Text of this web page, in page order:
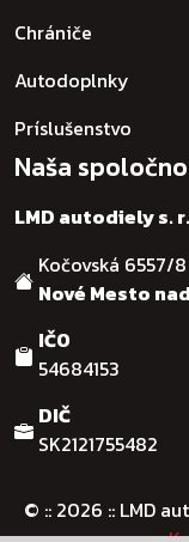
Chrániče
Autodoplnky
Príslušenstvo
Naša
LMD autodiely s.
Kočovská 6557/8
Nové Mesto
IČO
54684153
DIČ
SK2121755482
© :: 2026 :: LMD